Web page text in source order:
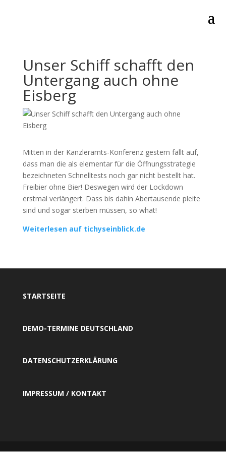
Unser Schiff schafft den
Untergang auch ohne
Eisberg
Mitten in der Kanzleramts-Konferenz gestern fällt auf,
dass man die als elementar für die Öffnungsstrategie
bezeichneten Schnelltests noch gar nicht bestellt hat.
Freibier ohne Bier! Deswegen wird der Lockdown
erstmal verlängert. Dass bis dahin Abertausende pleite
sind und sogar sterben müssen, so what!
Weiterlesen auf tichyseinblick.de
STARTSEITE
DEMO-TERMINE DEUTSCHLAND
DATENSCHUTZERKLÄRUNG
IMPRESSUM / KONTAKT